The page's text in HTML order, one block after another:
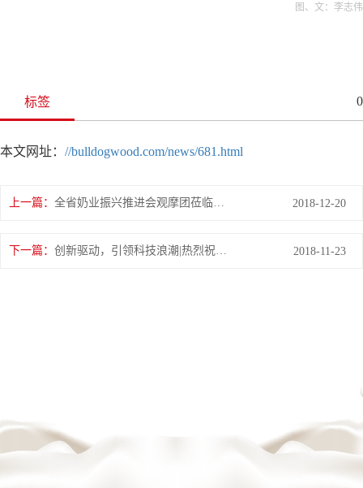
图、文：李志伟
标签 0
本文网址： //bulldogwood.com/news/681.html
上一篇： 2018-12-20
下一篇： 2018-11-23